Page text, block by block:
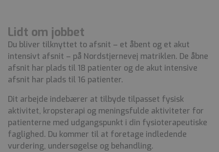
Lidt om jobbet
Du bliver tilknyttet to afsnit – et åbent og et akut
intensivt afsnit – på Nordstjernevej matriklen. De åbne
afsnit har plads til 18 patienter og de akut intensive
afsnit har plads til 16 patienter.
Dit arbejde indebærer at tilbyde tilpasset fysisk
aktivitet, kropsterapi og meningsfulde aktiviteter for
patienterne med udgangspunkt i din fysioterapeutiske
faglighed. Du kommer til at foretage indledende
vurdering, undersøgelse og behandling.